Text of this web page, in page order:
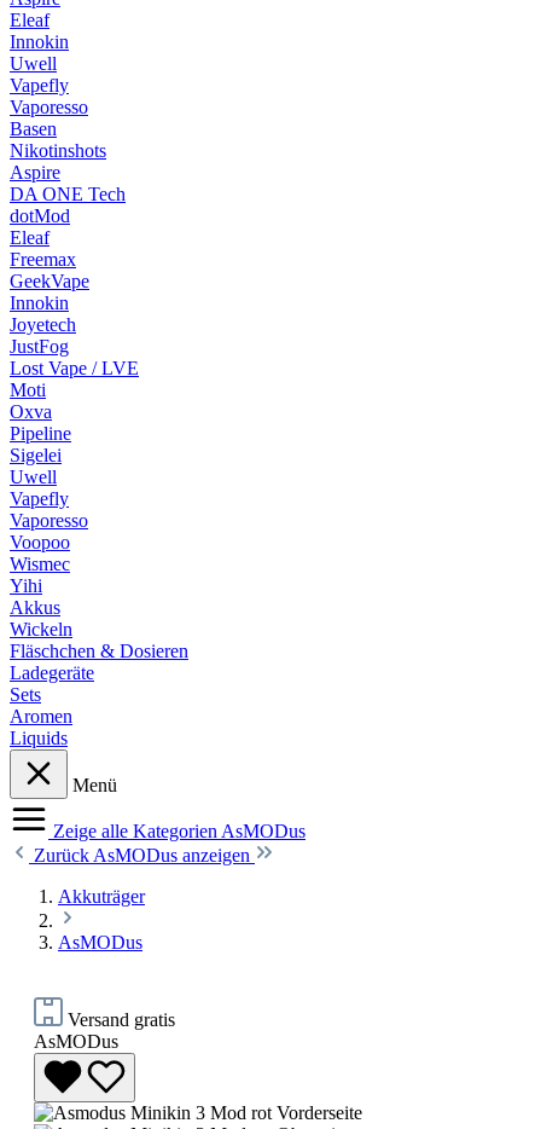
Eleaf
Innokin
Uwell
Vapefly
Vaporesso
Basen
Nikotinshots
Aspire
DA ONE Tech
dotMod
Eleaf
Freemax
GeekVape
Innokin
Joyetech
JustFog
Lost Vape / LVE
Moti
Oxva
Pipeline
Sigelei
Uwell
Vapefly
Vaporesso
Voopoo
Wismec
Yihi
Akkus
Wickeln
Fläschchen & Dosieren
Ladegeräte
Sets
Aromen
Liquids
Menü
Zeige alle Kategorien AsMODus
Zurück AsMODus anzeigen
Akkuträger
AsMODus
Versand gratis
AsMODus